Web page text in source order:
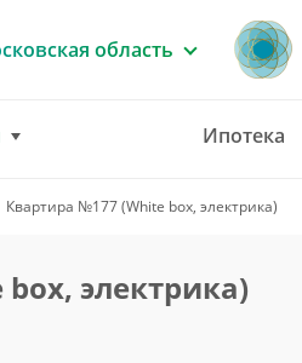
область
Ипотека
Квартира №177 (White box, электрика)
электрика)